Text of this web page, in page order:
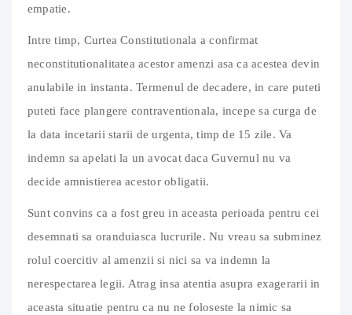
empatie.
Intre timp, Curtea Constitutionala a confirmat
neconstitutionalitatea acestor amenzi asa ca acestea devin
anulabile in instanta. Termenul de decadere, in care puteti
puteti face plangere contraventionala, incepe sa curga de
la data incetarii starii de urgenta, timp de 15 zile. Va
indemn sa apelati la un avocat daca Guvernul nu va
decide amnistierea acestor obligatii.
Sunt convins ca a fost greu in aceasta perioada pentru cei
desemnati sa oranduiasca lucrurile. Nu vreau sa subminez
rolul coercitiv al amenzii si nici sa va indemn la
nerespectarea legii. Atrag insa atentia asupra exagerarii in
aceasta situatie pentru ca nu ne foloseste la nimic sa